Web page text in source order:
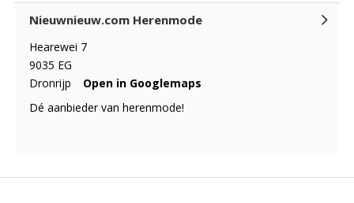
Nieuwnieuw.com Herenmode
Hearewei 7
9035 EG
Dronrijp
Open in Googlemaps
Dé aanbieder van herenmode!